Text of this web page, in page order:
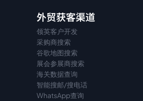
外贸获客渠道
领英客户开发
采购商搜索
谷歌地图搜索
展会参展商搜索
海关数据查询
智能搜邮/搜电话
WhatsApp查询